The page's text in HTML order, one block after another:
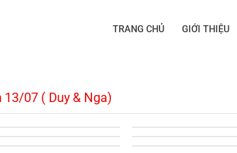
TRANG CHỦ GIỚI THIỆU
13/07 ( Duy & Nga)